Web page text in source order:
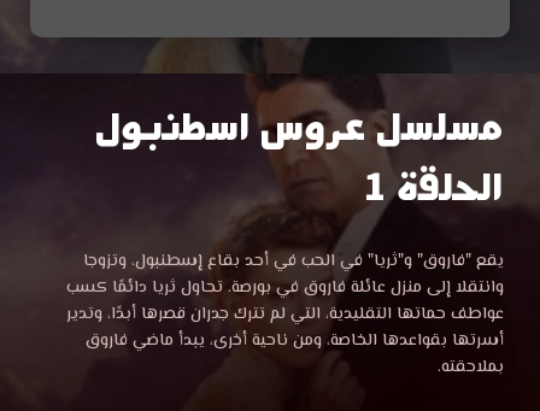
مشاهدة
مسلسل
عروس
اسطنبول
الحلقة
مسلسل عروس اسطنبول
الحلقة 1
مشاهدة
مسلسل
عروس
اسطنبول
الحلقة
يقع "فاروق" و"ثريا" في الحب في أحد بقاع إسطنبول، وتزوجا
وانتقلا إلى منزل عائلة فاروق في بورصة. تحاول ثريا دائمًا كسب
عواطف حماتها التقليدية، التي لم تترك جدران قصرها أبدًا، وتدير
أسرتها بقواعدها الخاصة، ومن ناحية أخرى، يبدأ ماضي فاروق
بملاحقته.